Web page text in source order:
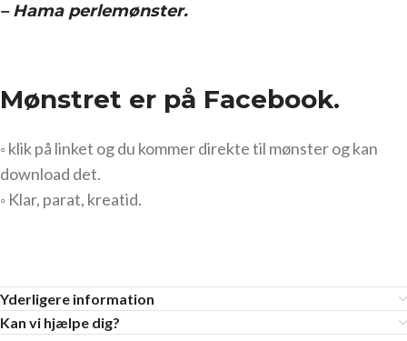
– Hama perlemønster.
Mønstret er på Facebook.
◦ klik på linket og du kommer direkte til mønster og kan
download det.
◦ Klar, parat, kreatid.
Yderligere information
Kan vi hjælpe dig?